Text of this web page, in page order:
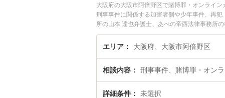
大阪府の大阪市阿倍野区で賭博罪・オンライ
刑事事件に関係する加害者側や少年事件、再
所の山本 達也弁護士、あべの帝西法律事務所
罪・オンラインカジノのトラブルを今すぐに
罪・オンラインカジノを法律相談できる大阪
エリア 大阪府、大阪市阿倍野区
相談内容 刑事事件、賭博罪・オン
詳細条件 未選択